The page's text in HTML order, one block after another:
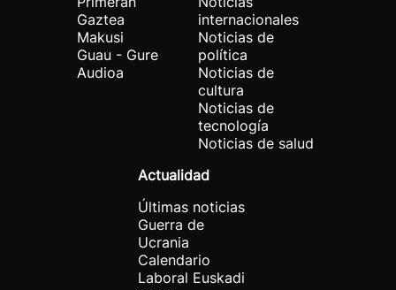
Gaztea
Makusi
Guau - Gure
Audioa
internacionales
Noticias de
política
Noticias de
cultura
Noticias de
tecnología
Noticias de salud
Actualidad
Últimas noticias
Guerra de
Ucrania
Calendario
Laboral Euskadi